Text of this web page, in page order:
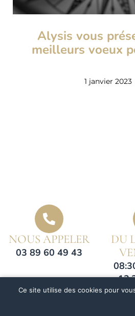
Alysis vous
meilleurs voeux
1 janvier 2023
NOUS APPELER
03 89 60 49 43
DU
Ce site utilise des cookies pour